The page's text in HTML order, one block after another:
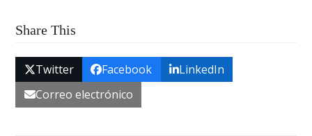
Share This
Twitter Facebook
LinkedIn
Correo electrónico